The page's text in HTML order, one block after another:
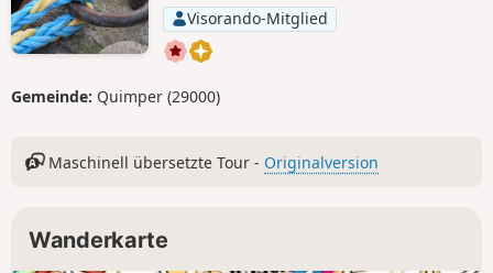
Visorando-Mitglied
Gemeinde: Quimper (29000)
Maschinell übersetzte Tour - Originalversion
Wanderkarte